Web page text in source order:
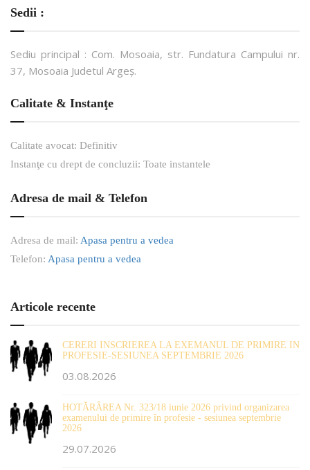
Sedii :
Sediu principal : Com. Mosoaia, str. Fundatura Campului nr.
37, Mosoaia Judetul Argeș.
Calitate & Instanţe
Calitate avocat: Definitiv
Instanţe cu drept de concluzii: Toate instantele
Adresa de mail & Telefon
Adresa de mail: Apasa pentru a vedea
Telefon: Apasa pentru a vedea
Articole recente
CERERI INSCRIEREA LA EXEMANUL DE PRIMIRE IN
PROFESIE-SESIUNEA SEPTEMBRIE 2026
03.08.2026
HOTĂRÂREA Nr. 323/18 iunie 2026 privind organizarea
examenului de primire în profesie - sesiunea septembrie
2026
29.07.2026